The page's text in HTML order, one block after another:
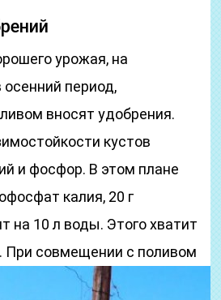
урожая, на
период,
вносят удобрения.
кустов
и фосфор. В этом плане
калия, 20 г
на 10 л воды. Этого хватит
При совмещении с поливом